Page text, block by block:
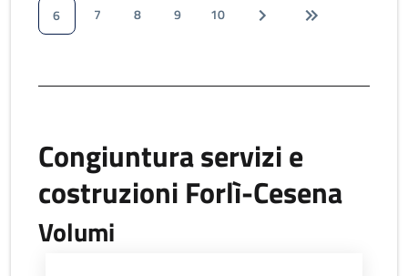
6
7 8 9 10
Congiuntura servizi e
costruzioni Forlì-Cesena
Volumi